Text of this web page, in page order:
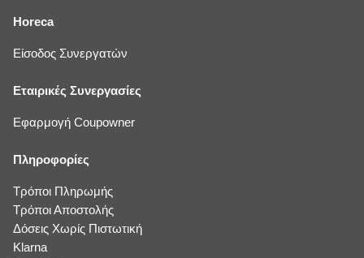
Horeca
Είσοδος Συνεργατών
Εταιρικές Συνεργασίες
Εφαρμογή Coupowner
Πληροφορίες
Τρόποι Πληρωμής
Τρόποι Αποστολής
Δόσεις Χωρίς Πιστωτική
Klarna